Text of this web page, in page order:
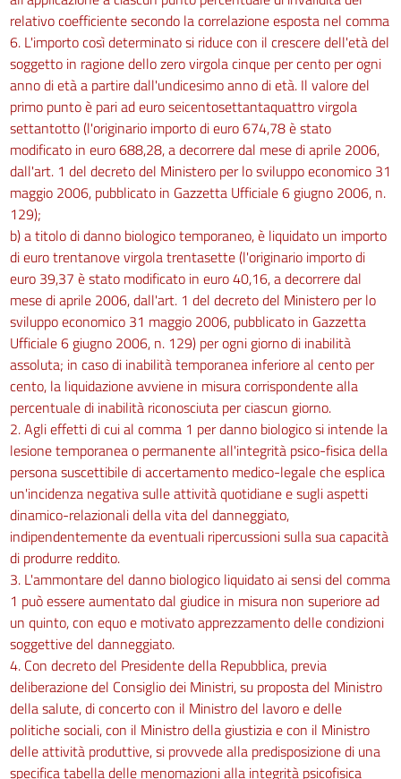
relativo coefficiente secondo la correlazione esposta nel comma
6. L'importo così determinato si riduce con il crescere dell'età del
soggetto in ragione dello zero virgola cinque per cento per ogni
anno di età a partire dall'undicesimo anno di età. Il valore del
primo punto è pari ad euro seicentosettantaquattro virgola
settantotto (l'originario importo di euro 674,78 è stato
modificato in euro 688,28, a decorrere dal mese di aprile 2006,
dall'art. 1 del decreto del Ministero per lo sviluppo economico 31
maggio 2006, pubblicato in Gazzetta Ufficiale 6 giugno 2006, n.
129);
b) a titolo di danno biologico temporaneo, è liquidato un importo
di euro trentanove virgola trentasette (l'originario importo di
euro 39,37 è stato modificato in euro 40,16, a decorrere dal
mese di aprile 2006, dall'art. 1 del decreto del Ministero per lo
sviluppo economico 31 maggio 2006, pubblicato in Gazzetta
Ufficiale 6 giugno 2006, n. 129) per ogni giorno di inabilità
assoluta; in caso di inabilità temporanea inferiore al cento per
cento, la liquidazione avviene in misura corrispondente alla
percentuale di inabilità riconosciuta per ciascun giorno.
2. Agli effetti di cui al comma 1 per danno biologico si intende la
lesione temporanea o permanente all'integrità psico-fisica della
persona suscettibile di accertamento medico-legale che esplica
un'incidenza negativa sulle attività quotidiane e sugli aspetti
dinamico-relazionali della vita del danneggiato,
indipendentemente da eventuali ripercussioni sulla sua capacità
di produrre reddito.
3. L'ammontare del danno biologico liquidato ai sensi del comma
1 può essere aumentato dal giudice in misura non superiore ad
un quinto, con equo e motivato apprezzamento delle condizioni
soggettive del danneggiato.
4. Con decreto del Presidente della Repubblica, previa
deliberazione del Consiglio dei Ministri, su proposta del Ministro
della salute, di concerto con il Ministro del lavoro e delle
politiche sociali, con il Ministro della giustizia e con il Ministro
delle attività produttive, si provvede alla predisposizione di una
specifica tabella delle menomazioni alla integrità psicofisica